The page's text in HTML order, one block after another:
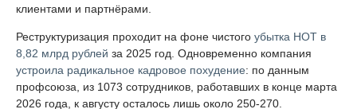
клиентами и партнёрами.
Реструктуризация проходит на фоне чистого убытка НОТ в
8,82 млрд рублей за 2025 год. Одновременно компания
устроила радикальное кадровое похудение: по данным
профсоюза, из 1073 сотрудников, работавших в конце марта
2026 года, к августу осталось лишь около 250-270.